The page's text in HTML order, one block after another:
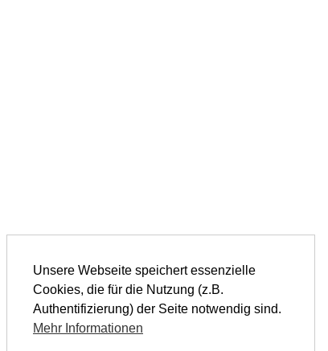
Unsere Webseite speichert essenzielle
Cookies, die für die Nutzung (z.B.
Authentifizierung) der Seite notwendig sind.
Mehr Informationen